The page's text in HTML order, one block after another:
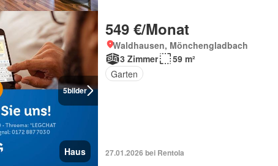
5bilder
Haus
549 €/Monat
Waldhausen, Mönchengladbach
3 Zimmer
59 m²
Garten
27.01.2026 bei Rentola